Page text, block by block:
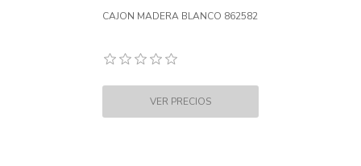
CAJON MADERA BLANCO 862582